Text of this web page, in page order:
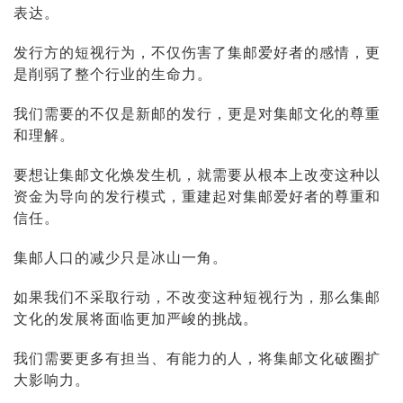
表达。
发行方的短视行为，不仅伤害了集邮爱好者的感情，更
是削弱了整个行业的生命力。
我们需要的不仅是新邮的发行，更是对集邮文化的尊重
和理解。
要想让集邮文化焕发生机，就需要从根本上改变这种以
资金为导向的发行模式，重建起对集邮爱好者的尊重和
信任。
集邮人口的减少只是冰山一角。
如果我们不采取行动，不改变这种短视行为，那么集邮
文化的发展将面临更加严峻的挑战。
我们需要更多有担当、有能力的人，将集邮文化破圈扩
大影响力。